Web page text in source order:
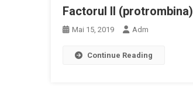
Factorul II (protrombina)
Mai 15, 2019 Adm
Continue Reading